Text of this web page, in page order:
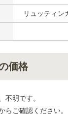
リュッティン
価格
不明です。
らご確認ください。